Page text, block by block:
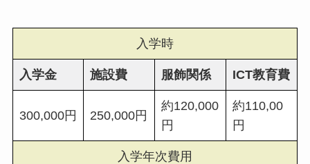
入学時
入学金 施設費 服飾関係 ICT教育費
300,000円 250,000円
約120,000
円
約110,00
円
入学年次費用